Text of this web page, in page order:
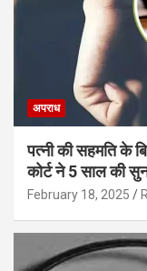
अपराध
पत्नी की सहमति के
कोर्ट ने 5 साल की
February 18, 2025